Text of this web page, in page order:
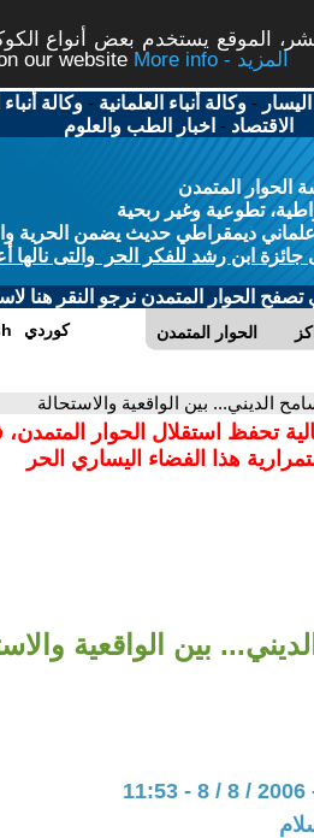
الموقع يستخدم بعض أنواع
our website
More info - المزيد
-وكالة أنباء العلمانية -وكالة
الاقتصاد - اخبار الطب والعلوم
الحوار المتمدن
تطوعية وغير ربحية
ديمقراطي حديث يضمن الحرية
ابن رشد للفكر الحر والتى نالها
الحوار المتمدن نرجو النقر هنا
الحوار المتمدن كوردي
الديني... بين الواقعية والاستحالة
تحفظ استقلال الحوار
هذا الفضاء اليساري الحر
بين الواقعية